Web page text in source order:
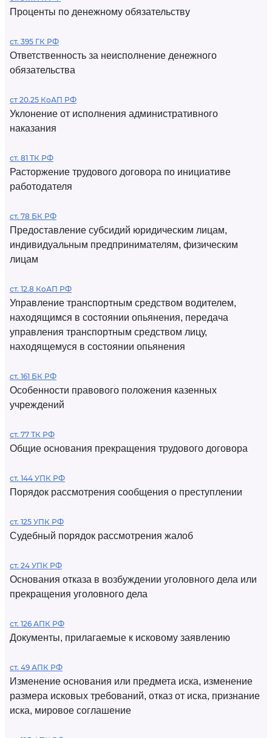
Проценты по денежному обязательству
ст. 395 ГК РФ
Ответственность за неисполнение денежного
обязательства
ст 20.25 КоАП РФ
Уклонение от исполнения административного
наказания
ст. 81 ТК РФ
Расторжение трудового договора по инициативе
работодателя
ст. 78 БК РФ
Предоставление субсидий юридическим лицам,
индивидуальным предпринимателям, физическим
лицам
ст. 12.8 КоАП РФ
Управление транспортным средством водителем,
находящимся в состоянии опьянения, передача
управления транспортным средством лицу,
находящемуся в состоянии опьянения
ст. 161 БК РФ
Особенности правового положения казенных
учреждений
ст. 77 ТК РФ
Общие основания прекращения трудового договора
ст. 144 УПК РФ
Порядок рассмотрения сообщения о преступлении
ст. 125 УПК РФ
Судебный порядок рассмотрения жалоб
ст. 24 УПК РФ
Основания отказа в возбуждении уголовного дела или
прекращения уголовного дела
ст. 126 АПК РФ
Документы, прилагаемые к исковому заявлению
ст. 49 АПК РФ
Изменение основания или предмета иска, изменение
размера исковых требований, отказ от иска, признание
иска, мировое соглашение